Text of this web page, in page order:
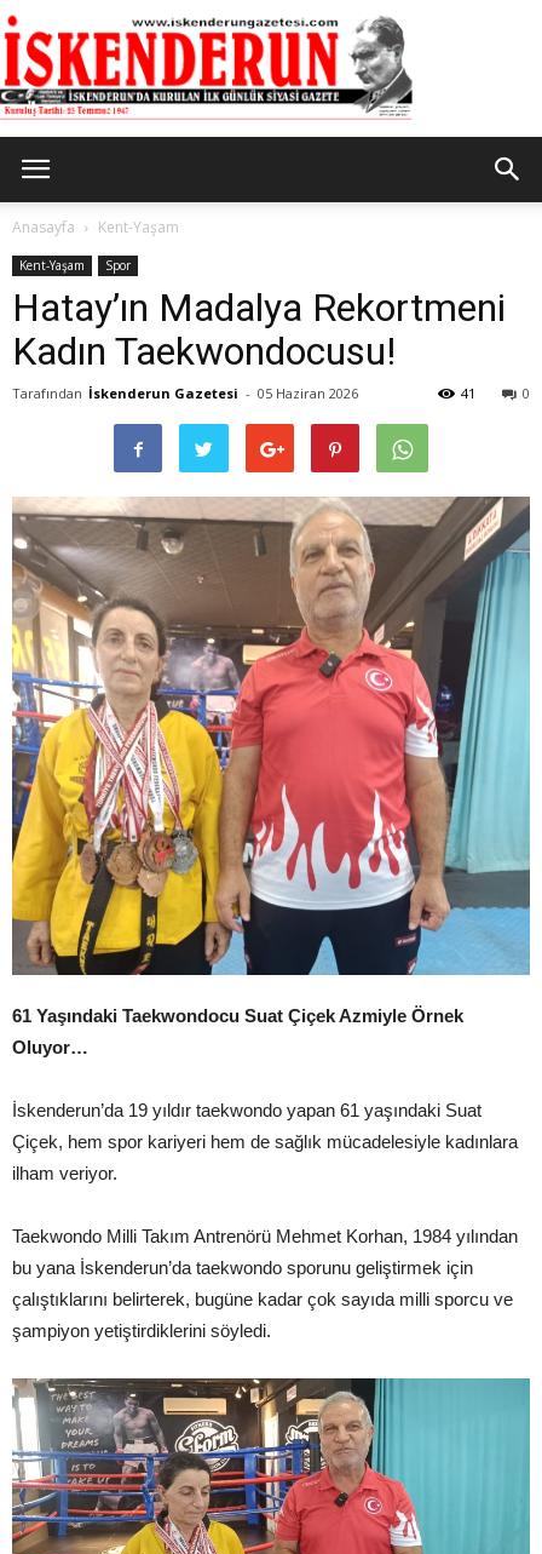
Gazetesi
Anasayfa Kent-Yaşam
Kent-Yaşam Spor
Hatay’ın Madalya Rekortmeni
Kadın Taekwondocusu!
Tarafından İskenderun Gazetesi - 05 Haziran 2026 0
41
61 Yaşındaki Taekwondocu Suat Çiçek Azmiyle Örnek
Oluyor…
İskenderun’da 19 yıldır taekwondo yapan 61 yaşındaki Suat
Çiçek, hem spor kariyeri hem de sağlık mücadelesiyle kadınlara
ilham veriyor.
Taekwondo Milli Takım Antrenörü Mehmet Korhan, 1984 yılından
bu yana İskenderun’da taekwondo sporunu geliştirmek için
çalıştıklarını belirterek, bugüne kadar çok sayıda milli sporcu ve
şampiyon yetiştirdiklerini söyledi.